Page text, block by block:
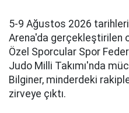
5-9 Ağustos 2026
Arena'da gerçekleştirilen
Özel Sporcular Spor
Judo Milli Takımı'nda
Bilginer, minderdeki
zirveye çıktı.